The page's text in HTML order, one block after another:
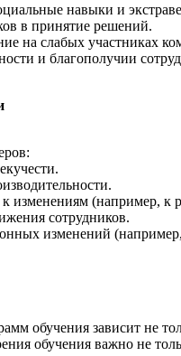
навыки и
в принятие решений.
на слабых участниках
и благополучии
изменениям (например, к
сотрудников.
изменений
обучения зависит не
обучения важно не